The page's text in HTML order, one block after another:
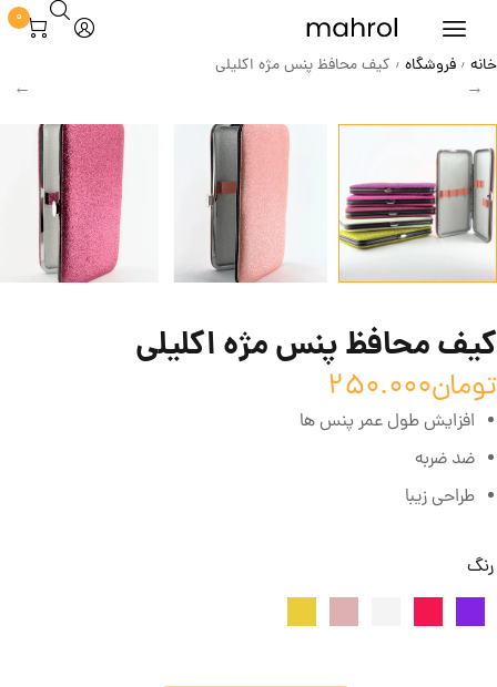
0
خانه / فروشگاه / کیف محافظ پنس مژه اکلیلی
کیف محافظ پنس مژه اکلیلی
تومان250.000
افزایش طول عمر پنس ها
ضد ضربه
طراحی زیبا
رنگ